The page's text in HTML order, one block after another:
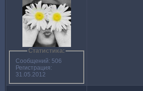
Статистика:
Сообщений: 506
Регистрация:
31.05.2012